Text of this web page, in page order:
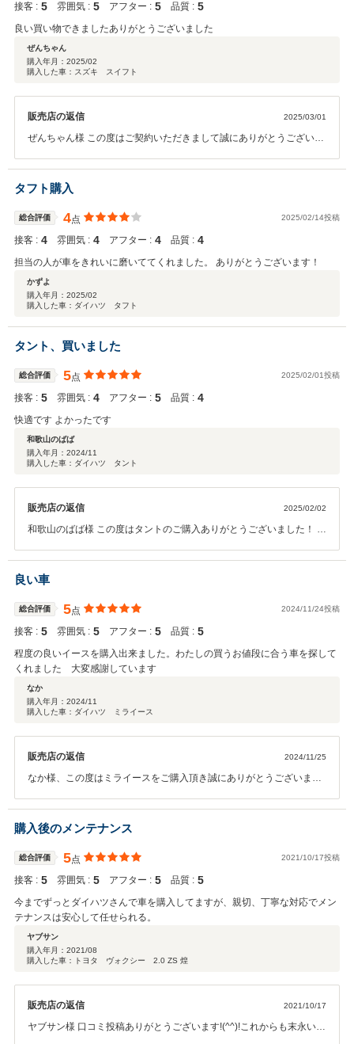
接客 : 5 雰囲気 : 5 アフター : 5 品質 : 5
良い買い物できましたありがとうございました
ぜんちゃん
購入年月： 2025/02
購入した車：スズキ スイフト
販売店の返信 2025/03/01
ぜんちゃん様 この度はご契約いただきまして誠にありがとうございま
評価をいただきまして、社員一同心から感謝しております。何かお困
りの際はぜひお気軽にお立ち寄りください。 今後とも、どうぞ宜しく
お願い致します。
タフト購入
総合評価 4点 2025/02/14投稿
接客 : 4 雰囲気 : 4 アフター : 4 品質 : 4
担当の人が車をきれいに磨いててくれました。 ありがとうございます！
かずよ
購入年月： 2025/02
購入した車：ダイハツ タフト
タント、買いました
総合評価 5点 2025/02/01投稿
接客 : 5 雰囲気 : 4 アフター : 5 品質 : 4
快適です よかったです
和歌山のばば
購入年月： 2024/11
購入した車：ダイハツ タント
販売店の返信 2025/02/02
和歌山のばば様 この度はタントのご購入ありがとうございました！ そ
ったです！ちょうどお客様にぴったりな中古車が当店に入庫いたしま
して、ご紹介できましたこと大変うれしく思います。今後とも点検、
良い車
総合評価 5点 2024/11/24投稿
接客 : 5 雰囲気 : 5 アフター : 5 品質 : 5
程度の良いイースを購入出来ました。わたしの買うお値段に合う車を探して
くれました 大変感謝しています
なか
購入年月： 2024/11
購入した車：ダイハツ ミライース
販売店の返信 2024/11/25
なか様、この度はミライースをご購入頂き誠にありがとうございまし
す。今後とも末永いお付き合いよろしくお願いいたします。
購入後のメンテナンス
総合評価 5点 2021/10/17投稿
接客 : 5 雰囲気 : 5 アフター : 5 品質 : 5
今までずっとダイハツさんで車を購入してますが、親切、丁寧な対応でメン
テナンスは安心して任せられる。
ヤブサン
購入年月： 2021/08
購入した車：トヨタ ヴォクシー 2.0 ZS 煌
販売店の返信 2021/10/17
ヤブサン様 口コミ投稿ありがとうございます!(^^)!これからも末永いお